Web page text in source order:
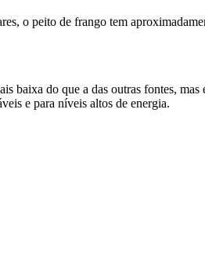
o peito de frango tem
baixa do que a das outras fontes,
e para níveis altos de energia.